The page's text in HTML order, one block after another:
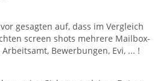
gesagten auf, dass im Vergleich
screen shots mehrere Mailbox-
Bewerbungen, Evi, ... !